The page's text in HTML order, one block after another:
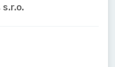
s.r.o.